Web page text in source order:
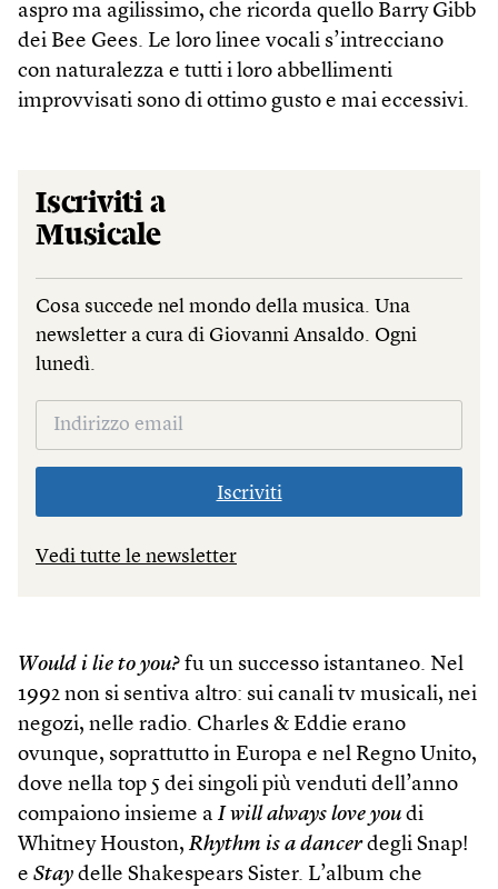
aspro ma agilissimo, che ricorda quello Barry Gibb
dei Bee Gees. Le loro linee vocali s’intrecciano
con naturalezza e tutti i loro abbellimenti
improvvisati sono di ottimo gusto e mai eccessivi.
Iscriviti a
Musicale
Cosa succede nel mondo della musica. Una
newsletter a cura di Giovanni Ansaldo. Ogni
lunedì.
Iscriviti
Vedi tutte le newsletter
Would i lie to you? fu un successo istantaneo. Nel
1992 non si sentiva altro: sui canali tv musicali, nei
negozi, nelle radio. Charles & Eddie erano
ovunque, soprattutto in Europa e nel Regno Unito,
dove nella top 5 dei singoli più venduti dell’anno
compaiono insieme a I will always love you di
Whitney Houston, Rhythm is a dancerdegli Snap!
e Stay delle Shakespears Sister. L’album che